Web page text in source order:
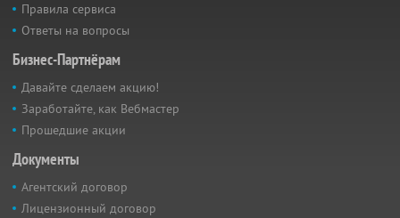
Правила сервиса
Ответы на вопросы
Бизнес-Партнёрам
Давайте сделаем акцию!
Заработайте, как Вебмастер
Прошедшие акции
Документы
Агентский договор
Лицензионный договор